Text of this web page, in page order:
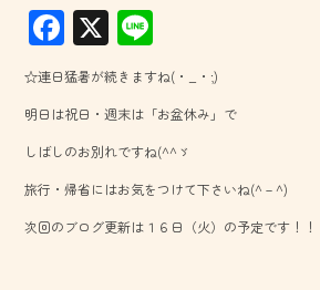
F
ac
e
b
o
ok
X
ne
☆連日猛暑が続きますね(・_・;)
明日は祝日・週末は「お盆休み」で
しばしのお別れですね(^^ゞ
旅行・帰省にはお気をつけて下さいね(^－^)
次回のブログ更新は１６日（火）の予定です！！